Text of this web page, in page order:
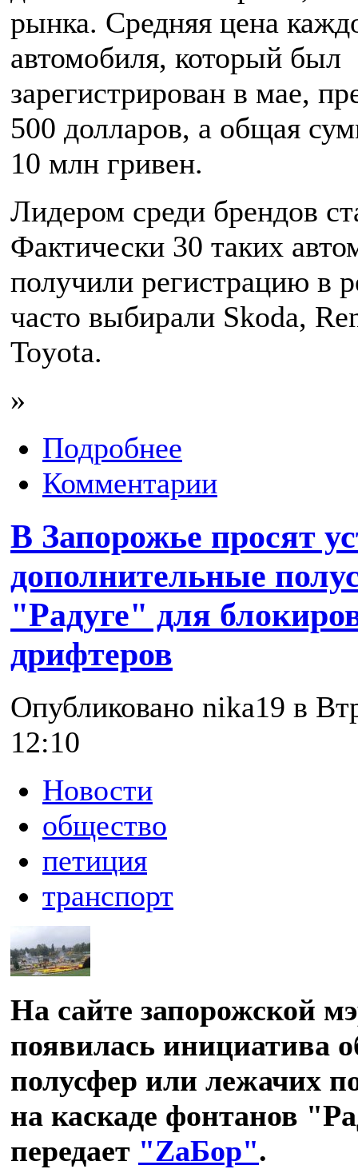
рынка. Средняя цена
автомобиля, который был
зарегистрирован в мае,
500 долларов, а общая
10 млн гривен.
Лидером среди брендов
Фактически 30 таких
получили регистрацию в
часто выбирали Skoda,
Toyota.
»
Подробнее
Комментарии
В Запорожье просят
дополнительные
"Радуге" для
дрифтеров
Опубликовано nika19 в
12:10
Новости
общество
петиция
транспорт
На сайте запорожской
появилась инициатива
полусфер или лежачих
на каскаде фонтанов
передает "ZaБор".